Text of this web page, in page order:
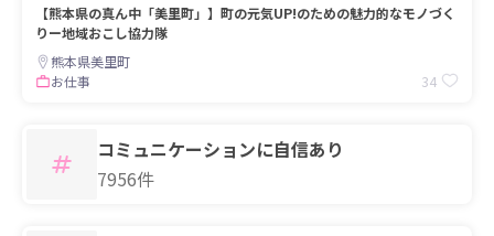
【熊本県の真ん中「美里町」】町の元気UP!のための魅力的なモノづく
りー地域おこし協力隊
熊本県美里町
お仕事
34
コミュニケーションに自信あり
7956件